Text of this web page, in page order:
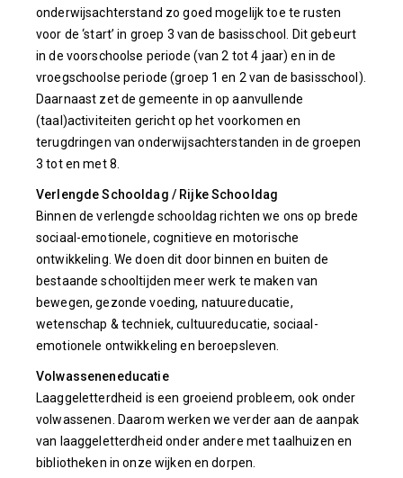
onderwijsachterstand zo goed mogelijk toe te rusten
voor de ‘start’ in groep 3 van de basisschool. Dit gebeurt
in de voorschoolse periode (van 2 tot 4 jaar) en in de
vroegschoolse periode (groep 1 en 2 van de basisschool).
Daarnaast zet de gemeente in op aanvullende
(taal)activiteiten gericht op het voorkomen en
terugdringen van onderwijsachterstanden in de groepen
3 tot en met 8.
Verlengde Schooldag / Rijke Schooldag
Binnen de verlengde schooldag richten we ons op brede
sociaal-emotionele, cognitieve en motorische
ontwikkeling. We doen dit door binnen en buiten de
bestaande schooltijden meer werk te maken van
bewegen, gezonde voeding, natuureducatie,
wetenschap & techniek, cultuureducatie, sociaal-
emotionele ontwikkeling en beroepsleven.
Volwasseneneducatie
Laaggeletterdheid is een groeiend probleem, ook onder
volwassenen. Daarom werken we verder aan de aanpak
van laaggeletterdheid onder andere met taalhuizen en
bibliotheken in onze wijken en dorpen.